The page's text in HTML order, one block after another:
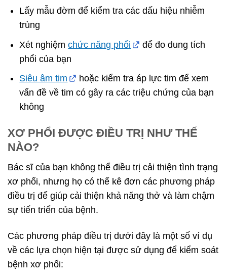
Lấy mẫu đờm để kiểm tra các dấu hiệu nhiễm
trùng
Xét nghiệmchức năng phổi
để đo dung tích
phổi của bạn
Siêu âm tim
hoặc kiểm tra áp lực tim để xem
vấn đề về tim có gây ra các triệu chứng của bạn
không
XƠ PHỔI ĐƯỢC ĐIỀU TRỊ NHƯ THẾ
NÀO?
Bác sĩ của bạn không thể điều trị cải thiện tình trạng
xơ phổi, nhưng họ có thể kê đơn các phương pháp
điều trị để giúp cải thiện khả năng thở và làm chậm
sự tiến triển của bệnh.
Các phương pháp điều trị dưới đây là một số ví dụ
về các lựa chọn hiện tại được sử dụng để kiểm soát
bệnh xơ phổi: